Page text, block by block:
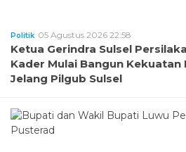
Politik 05 Agustus 2026 22:58
Ketua Gerindra Sulsel
Kader Mulai Bangun Kekuatan
Jelang Pilgub Sulsel